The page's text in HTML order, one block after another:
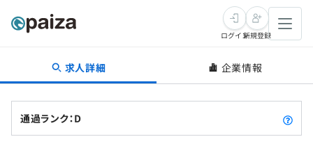
転職・キャリア
新卒就活
ログイン新規登録
求人詳細 企業情報
通過ランク：D